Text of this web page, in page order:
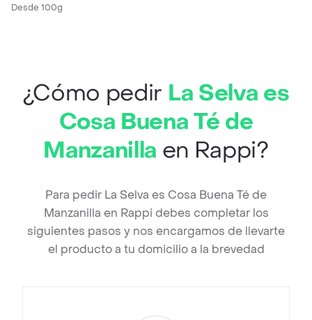
Desde 100g
¿Cómo pedir La Selva es
Cosa Buena Té de
Manzanilla en Rappi?
Para pedir La Selva es Cosa Buena Té de
Manzanilla en Rappi debes completar los
siguientes pasos y nos encargamos de llevarte
el producto a tu domicilio a la brevedad